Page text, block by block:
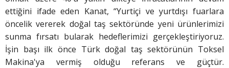
ettiğini ifade eden Kanat, “Yurtiçi ve yurtdışı fuarlara
öncelik vererek doğal taş sektöründe yeni ürünlerimizi
sunma fırsatı bularak hedeflerimizi gerçekleştiriyoruz.
İşin başı ilk önce Türk doğal taş sektörünün Toksel
Makina'ya vermiş olduğu referans ve güçtür.